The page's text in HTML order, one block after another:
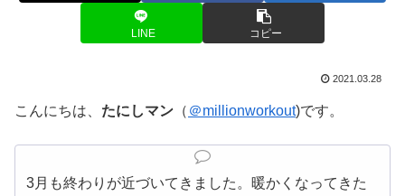
LINE コピー
2021.03.28
こんにちは、 たにしマン （ ＠millionworkout)です。
3月も終わりが近づいてきました。暖かくなってきた